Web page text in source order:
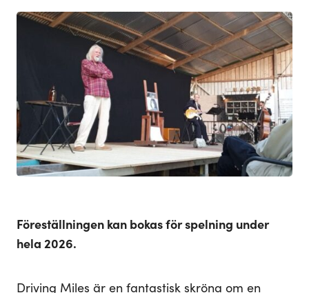
Föreställningen kan bokas för spelning under
hela 2026.
Driving Miles är en fantastisk skröna om en